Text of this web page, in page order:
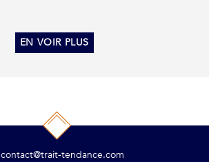
EN VOIR PLUS
contact@trait-tendance.com